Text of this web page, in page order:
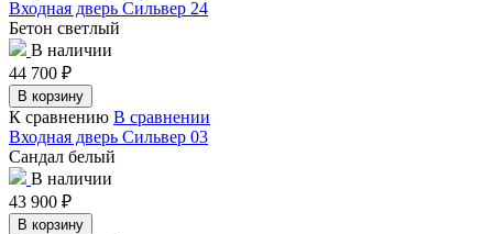
Входная дверь Сильвер 24
Бетон светлый
В наличии
44 700 ₽
В корзину
К сравнению В сравнении
Входная дверь Сильвер 03
Сандал белый
В наличии
43 900 ₽
В корзину